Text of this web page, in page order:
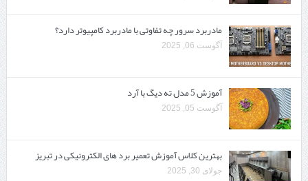
مادربرد سرور چه تفاوتی با مادربرد کامپیوتر دارد؟
آگوست 06, 2025
آموزش 5 مدل ته دیگ با آرد
آگوست 05, 2025
بهترین کلاس آموزش تعمیر برد های الکترونیکی در تبریز
جولای 30, 2025